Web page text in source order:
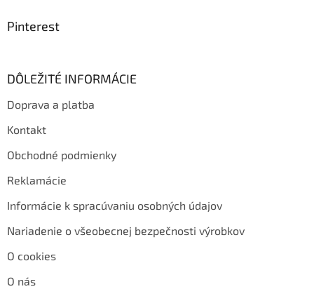
Pinterest
DÔLEŽITÉ INFORMÁCIE
Doprava a platba
Kontakt
Obchodné podmienky
Reklamácie
Informácie k spracúvaniu osobných údajov
Nariadenie o všeobecnej bezpečnosti výrobkov
O cookies
O nás